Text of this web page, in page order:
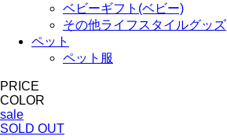
ベビーギフト(ベビー)
その他ライフスタイルグッズ
ペット
ペット服
PRICE
COLOR
sale
SOLD OUT